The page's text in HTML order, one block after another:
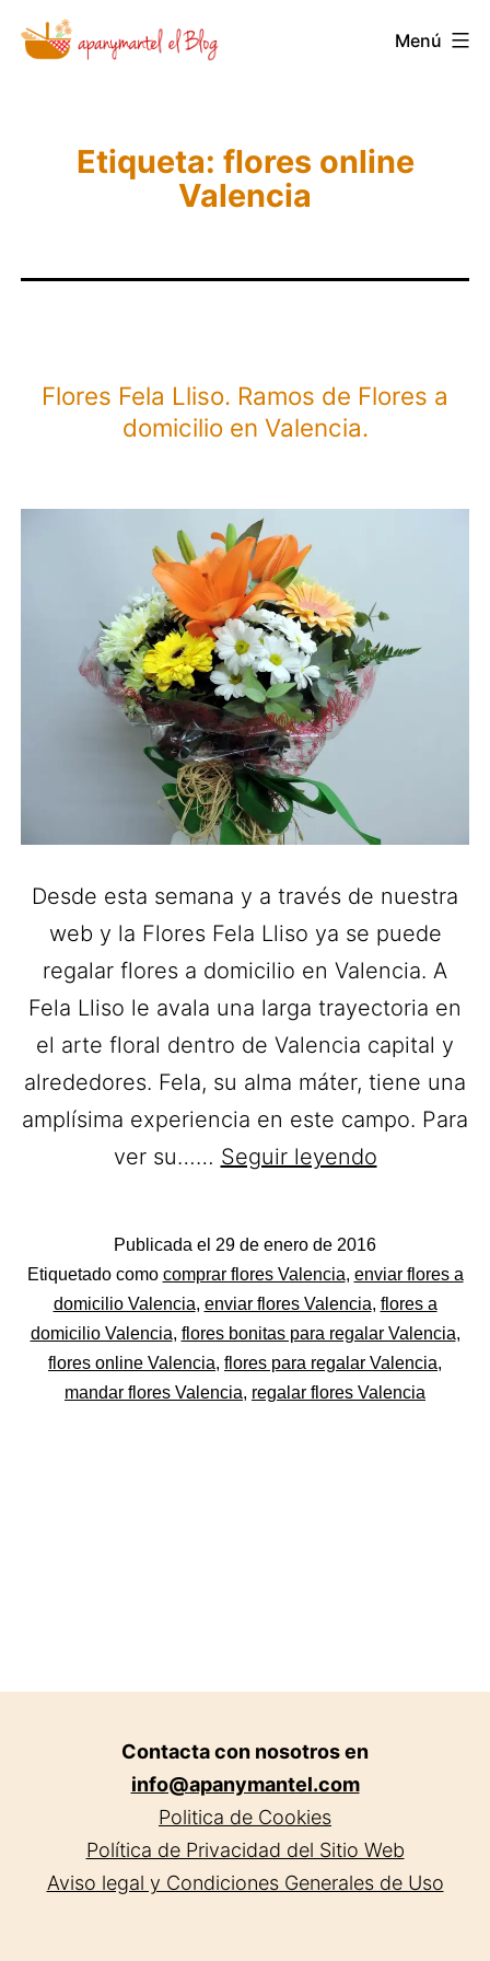
Saltar
Novedades
Menú
Etiqueta: flores online
Valencia
Flores Fela Lliso. Ramos de Flores a
domicilio en Valencia.
Desde esta semana y a través de nuestra
web y la Flores Fela Lliso ya se puede
regalar flores a domicilio en Valencia. A
Fela Lliso le avala una larga trayectoria en
el arte floral dentro de Valencia capital y
alrededores. Fela, su alma máter, tiene una
amplísima experiencia en este campo. Para
ver su…… Seguir leyendoFlores
Ramos
de
Flores
a
Publicada el 29 de enero de 2016
Categorizado
como
Flores
Etiquetado como comprar flores Valencia, enviar flores a
domicilio Valencia, enviar flores Valencia, flores a
domicilio Valencia, flores bonitas para regalar Valencia,
flores online Valencia, flores para regalar Valencia,
mandar flores Valencia, regalar flores Valencia
Contacta con nosotros en
info@apanymantel.com
Politica de Cookies
Política de Privacidad del Sitio Web
Aviso legal y Condiciones Generales de Uso